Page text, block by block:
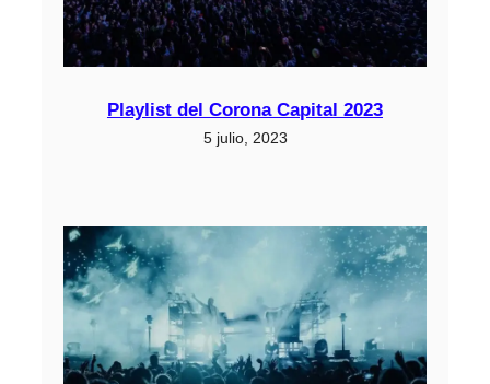
Playlist del Corona Capital 2023
5 julio, 2023